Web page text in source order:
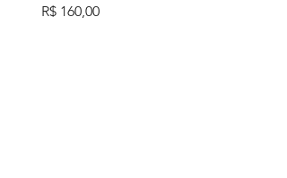
R$ 160,00Preço